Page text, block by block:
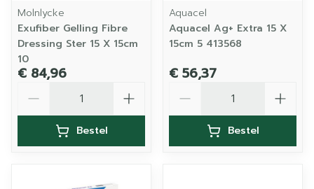
Molnlycke
Exufiber Gelling Fibre
Dressing Ster 15 X 15cm
10
€ 84,96
Bestel
Aquacel
Aquacel Ag+ Extra 15 X
15cm 5 413568
€ 56,37
Bestel